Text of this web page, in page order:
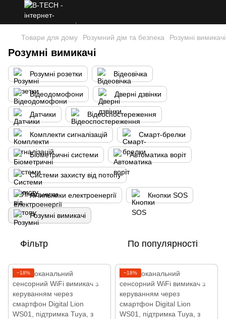
Товари для дому Розумний дім та безпека Розумні вимикачі
Розумні вимикачі
Розумні розетки Відеовічка
Відеодомофони Дверні дзвінки
Датчики Відеоспостереження
Комплекти сигналізацій Смарт-брелки
Біометричні системи Автоматика воріт
Системи захисту від потопу
Лічильники електроенергії Кнопки SOS
Розумні вимикачі
Фільтр По популярності
−18% −18%